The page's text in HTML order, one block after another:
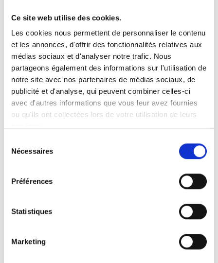
Ce site web utilise des cookies.
Les cookies nous permettent de personnaliser le contenu
et les annonces, d'offrir des fonctionnalités relatives aux
médias sociaux et d'analyser notre trafic. Nous
partageons également des informations sur l'utilisation de
notre site avec nos partenaires de médias sociaux, de
publicité et d'analyse, qui peuvent combiner celles-ci
avec d'autres informations que vous leur avez fournies
ou qu'ils ont collectées lors de votre utilisation de leurs
Nécessaires
Préférences
Statistiques
Marketing
Ouvrez le menu déroulant sur la gauche et sélectionnez le
produit qui vous intéresse. Remarque : pour certains produits, il
n’y a pas de vidéo.
Intégration de vidéo
Sous chaque vidéo se trouve un code que vous pouvez utiliser
pour intégrer la vidéo dans votre site web.
Abonnez-vous
Pour être notifié dès qu’une nouvelle vidéo est disponible, nous
vous invitons à vous abonner à notre chaîneYouTube ici.